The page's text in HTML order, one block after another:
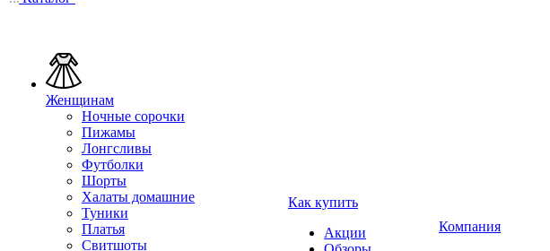
Женщинам
Ночные сорочки
Пижамы
Лонгсливы
Футболки
Шорты
Халаты домашние
Туники
Платья
Свитшоты
Как купить
Акции
Компания